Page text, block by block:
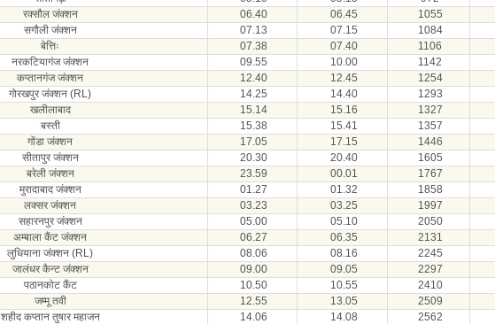
रक्सौल जंक्शन 06.40 06.45 1055
सगौली जंक्शन 07.13 07.15 1084
बेत्तिः 07.38 07.40 1106
नरकटियागंज जंक्शन 09.55 10.00 1142
कप्तानगंज जंक्शन 12.40 12.45 1254
गोरखपुर जंक्शन (RL) 14.25 14.40 1293
खलीलाबाद 15.14 15.16 1327
बस्ती 15.38 15.41 1357
गोंडा जंक्शन 17.05 17.15 1446
सीतापुर जंक्शन 20.30 20.40 1605
बरेली जंक्शन 23.59 00.01 1767
मुरादाबाद जंक्शन 01.27 01.32 1858
लक्सर जंक्शन 03.23 03.25 1997
सहारनपुर जंक्शन 05.00 05.10 2050
अम्बाला कैंट जंक्शन 06.27 06.35 2131
लुधियाना जंक्शन (RL) 08.06 08.16 2245
जालंधर कैन्ट जंक्शन 09.00 09.05 2297
पठानकोट कैंट 10.50 10.55 2410
जम्मू तवी 12.55 13.05 2509
शहीद कप्तान तुषार महाजन 14.06 14.08 2562